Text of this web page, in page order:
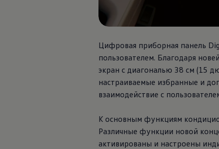
Отзыв подушек Takata по соображениям
Цифровая приборная панель
пользователем. Благодаря
экран с диагональю 38 см (15
настраиваемые избранные и
взаимодействие с
К основным функциям
Различные функции новой
активированы и настроены